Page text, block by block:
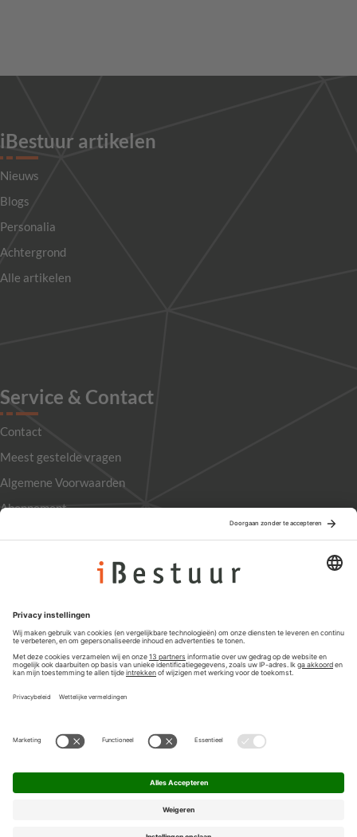
iBestuur artikelen
Nieuws
Blogs
Personalia
Achtergrond
Alle artikelen
Service & Contact
Contact
Meest gestelde vragen
Algemene Voorwaarden
Abonnement
Privacyinstellingen